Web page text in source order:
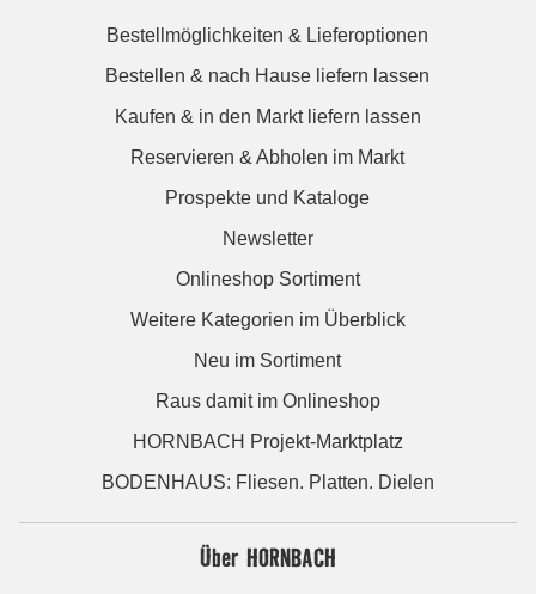
Bestellmöglichkeiten & Lieferoptionen
Bestellen & nach Hause liefern lassen
Kaufen & in den Markt liefern lassen
Reservieren & Abholen im Markt
Prospekte und Kataloge
Newsletter
Onlineshop Sortiment
Weitere Kategorien im Überblick
Neu im Sortiment
Raus damit im Onlineshop
HORNBACH Projekt-Marktplatz
BODENHAUS: Fliesen. Platten. Dielen
Über HORNBACH